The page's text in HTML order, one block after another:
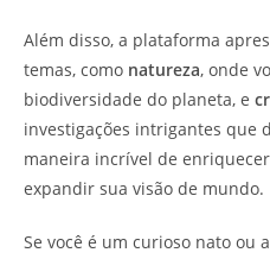
Além disso, a plataforma
temas, como natureza, onde
biodiversidade do planeta, e
investigações intrigantes que
maneira incrível de
expandir sua visão de mundo.
Se você é um curioso nato ou